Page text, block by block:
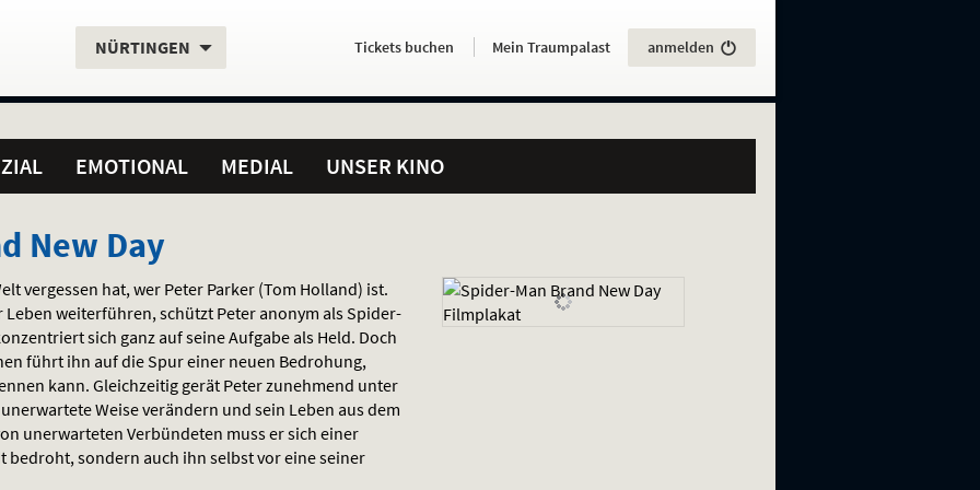
Aktueller
NÜRTINGEN Servicefunktionen
Aktuelles
HierTickets buchen . Mein Traumpalast anmelden
EMOTIONAL MEDIAL UNSER KINO
New Day
vergessen hat, wer Peter Parker (Tom Holland) ist.
weiterführen, schützt Peter anonym als Spider-
sich ganz auf seine Aufgabe als Held. Doch
führt ihn auf die Spur einer neuen Bedrohung,
kann. Gleichzeitig gerät Peter zunehmend unter
Weise verändern und sein Leben aus dem
unerwarteten Verbündeten muss er sich einer
bedroht, sondern auch ihn selbst vor eine seiner